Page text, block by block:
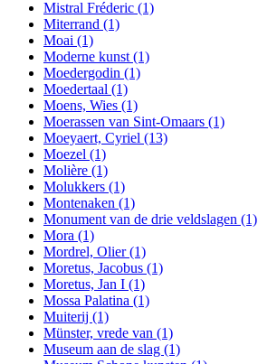
Mistral Fréderic (1)
Miterrand (1)
Moai (1)
Moderne kunst (1)
Moedergodin (1)
Moedertaal (1)
Moens, Wies (1)
Moerassen van Sint-Omaars (1)
Moeyaert, Cyriel (13)
Moezel (1)
Molière (1)
Molukkers (1)
Montenaken (1)
Monument van de drie veldslagen (1)
Mora (1)
Mordrel, Olier(1)
Moretus, Jacobus (1)
Moretus, Jan I (1)
Mossa Palatina (1)
Muiterij (1)
Münster, vrede van (1)
Museum aan de slag (1)